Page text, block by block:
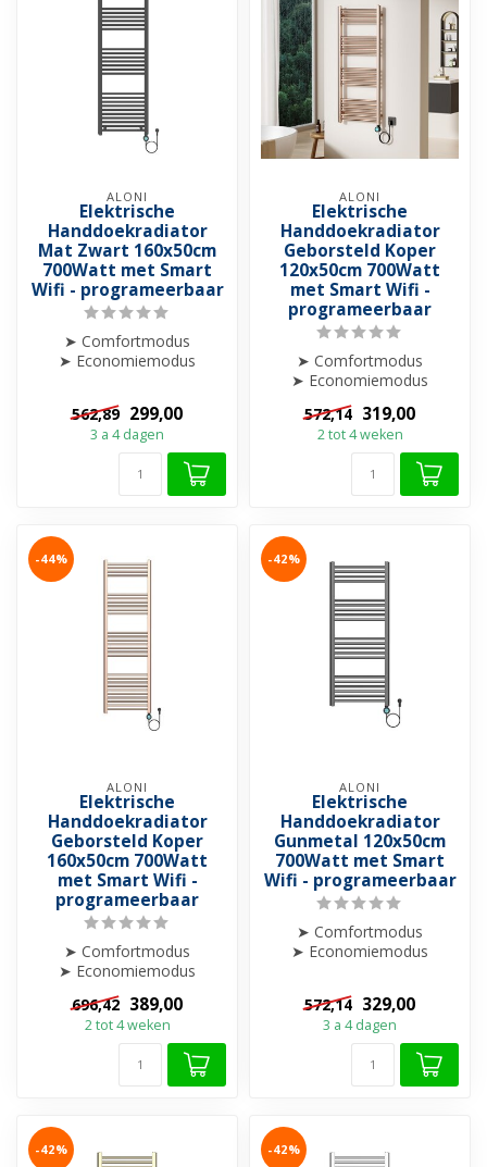
ALONI
Elektrische
Handdoekradiator
Mat Zwart 160x50cm
700Watt met Smart
Wifi - programeerbaar
➤ Comfortmodus
➤ Economiemodus
➤ Open-raamdet...
562,89 299,00
3 a 4 dagen
ALONI
Elektrische
Handdoekradiator
Geborsteld Koper
120x50cm 700Watt
met Smart Wifi -
programeerbaar
➤ Comfortmodus
➤ Economiemodus
➤ Boostfunctie
➤ Open-raamdet...
572,14 319,00
2 tot 4 weken
-44%
ALONI
Elektrische
Handdoekradiator
Geborsteld Koper
160x50cm 700Watt
met Smart Wifi -
programeerbaar
➤ Comfortmodus
➤ Economiemodus
➤ Weekprogramma
➤ Boostfunctie
➤ Open-raamdet...
696,42 389,00
2 tot 4 weken
-42%
ALONI
Elektrische
Handdoekradiator
Gunmetal 120x50cm
700Watt met Smart
Wifi - programeerbaar
➤ Comfortmodus
➤ Economiemodus
➤ Boostfunctie
➤ Open-raamdet...
572,14 329,00
3 a 4 dagen
-42% -42%